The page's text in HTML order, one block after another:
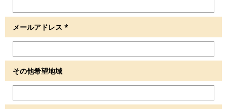
メールアドレス *
その他希望地域